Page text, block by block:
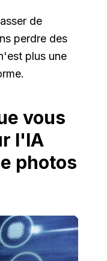
de
perdre des
plus une
vous
l'IA
photos